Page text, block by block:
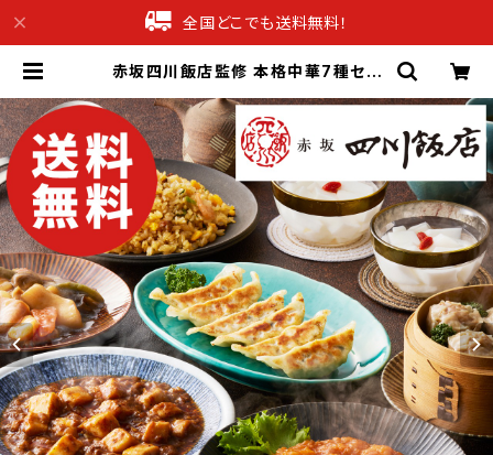
全国どこでも送料無料！
赤坂四川飯店監修 本格中華7種セッ
【送料無料】【ギフト プレゼント 贈り物
贈答品 誕生日 お祝い 内祝い 結婚祝
い 出産祝い 快気祝い 景品】【父の日
お中元】 | 産直グルメギフト専門店ギ
フチョク